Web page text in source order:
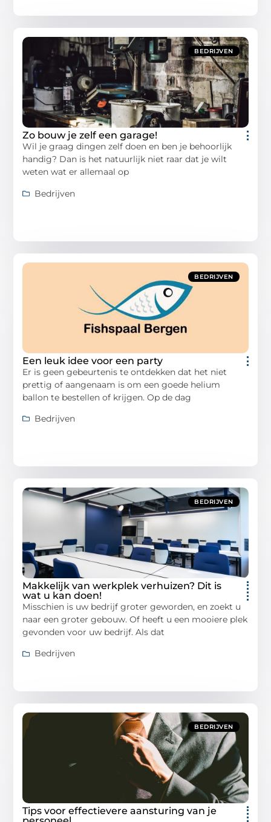
BEDRIJVEN
Zo bouw je zelf een garage!
Wil je graag dingen zelf doen en ben je behoorlijk
handig? Dan is het natuurlijk niet raar dat je wilt
weten wat er allemaal op
Bedrijven
BEDRIJVEN
Een leuk idee voor een party
Er is geen gebeurtenis te ontdekken dat het niet
prettig of aangenaam is om een goede helium
ballon te bestellen of krijgen. Op de dag
Bedrijven
BEDRIJVEN
Makkelijk van werkplek verhuizen? Dit is
wat u kan doen!
Misschien is uw bedrijf groter geworden, en zoekt u
naar een groter gebouw. Of heeft u een mooiere plek
gevonden voor uw bedrijf. Als dat
Bedrijven
BEDRIJVEN
Tips voor effectievere aansturing van je